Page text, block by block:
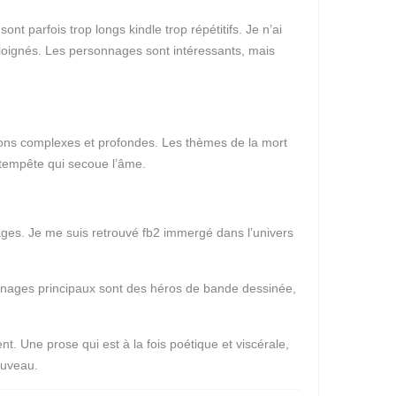
parfois trop longs kindle trop répétitifs. Je n’ai
Les personnages sont intéressants, mais
complexes et profondes. Les thèmes de la mort
qui secoue l’âme.
Je me suis retrouvé fb2 immergé dans l’univers
principaux sont des héros de bande dessinée,
Une prose qui est à la fois poétique et viscérale,